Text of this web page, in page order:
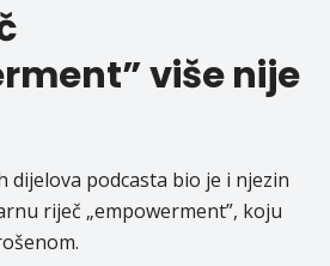
više nije
dijelova podcasta bio je i njezin
riječ „empowerment”, koju